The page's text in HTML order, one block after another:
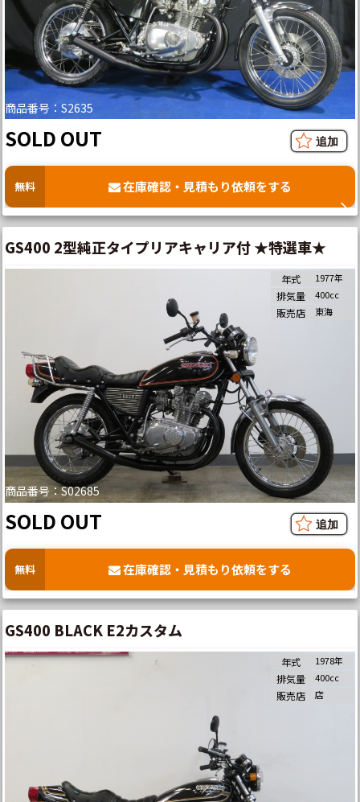
商品番号：S2635
SOLD OUT
無料 在庫確認・見積もり依頼をする
GS400 2型純正タイプリアキャリア付 ★特選車★
商品番号：S02685
年式 1977年
排気量 400cc
販売店 東海
SOLD OUT
無料 在庫確認・見積もり依頼をする
GS400 BLACK E2カスタム
年式 1978年
排気量 400cc
販売店 店